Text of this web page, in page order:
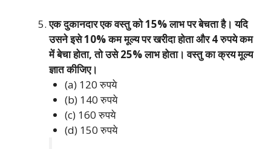
एक दुकानदार एक वस्तु को 15% लाभ पर बेचता है। यदि
उसने इसे 10% कम मूल्य पर खरीदा होता और 4 रुपये कम
में बेचा होता, तो उसे 25% लाभ होता। वस्तु का क्रय मूल्य
ज्ञात कीजिए।
(a) 120 रुपये
(b) 140 रुपये
(c) 160 रुपये
(d) 150 रुपये